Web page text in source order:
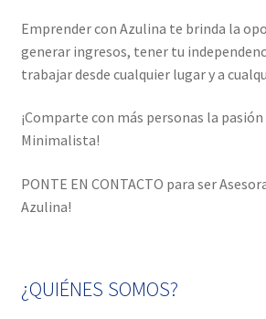
k
Emprender con Azulina te brinda la
generar ingresos, tener tu
trabajar desde cualquier lugar y a
¡Comparte con más personas la
Minimalista!
PONTE EN CONTACTO para ser
Azulina!
¿QUIÉNES SOMOS?